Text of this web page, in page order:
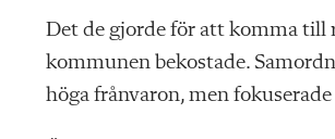
Det de gjorde för att komma till
kommunen bekostade.
höga frånvaron, men